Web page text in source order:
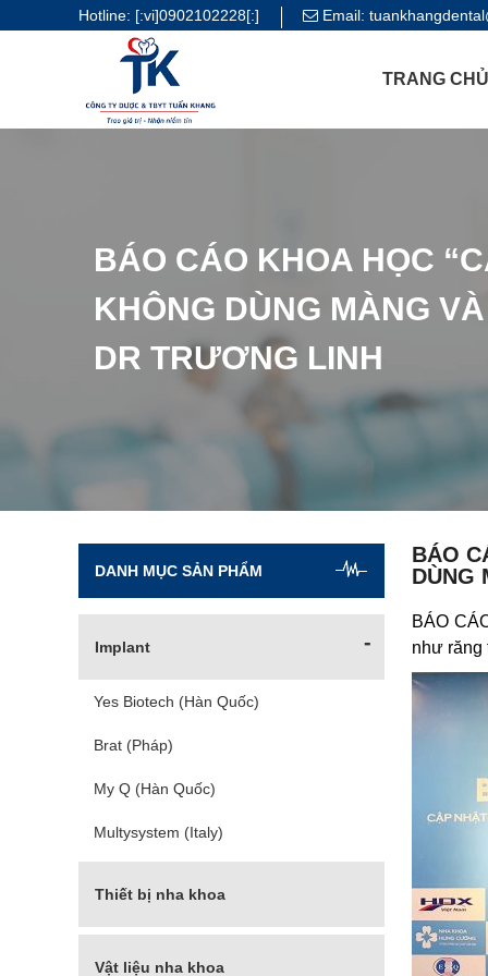
Hotline: [:vi]0902102228[:] Email:
TRANG CHỦ
BÁO CÁO KHOA HỌC
KHÔNG DÙNG MÀNG
DR TRƯƠNG LINH
DANH MỤC SẢN PHẨM
Implant
Yes Biotech (Hàn Quốc)
Brat (Pháp)
My Q (Hàn Quốc)
Multysystem (Italy)
Thiết bị nha khoa
Vật liệu nha khoa
BÁO
DÙNG
BÁO
như răng